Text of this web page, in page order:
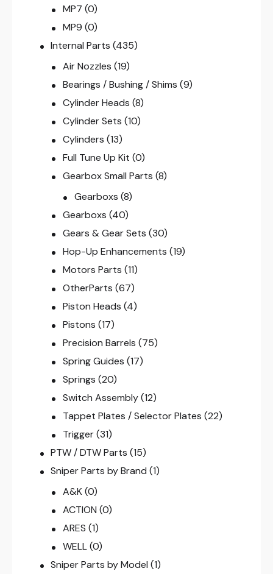
MP7 (0)
MP9 (0)
Internal Parts (435)
Air Nozzles (19)
Bearings / Bushing / Shims (9)
Cylinder Heads (8)
Cylinder Sets (10)
Cylinders (13)
Full Tune Up Kit (0)
Gearbox Small Parts (8)
Gearboxs (8)
Gearboxs (40)
Gears & Gear Sets (30)
Hop-Up Enhancements (19)
Motors Parts (11)
OtherParts (67)
Piston Heads (4)
Pistons (17)
Precision Barrels (75)
Spring Guides (17)
Springs (20)
Switch Assembly (12)
Tappet Plates / Selector Plates (22)
Trigger (31)
PTW / DTW Parts (15)
Sniper Parts by Brand (1)
A&K (0)
ACTION (0)
ARES (1)
WELL (0)
Sniper Parts by Model (1)